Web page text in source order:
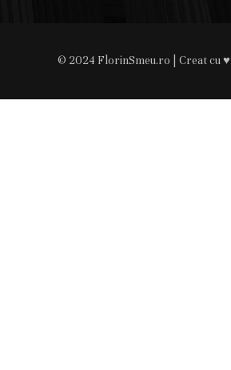
© 2024 FlorinSmeu.ro | Creat cu ♥